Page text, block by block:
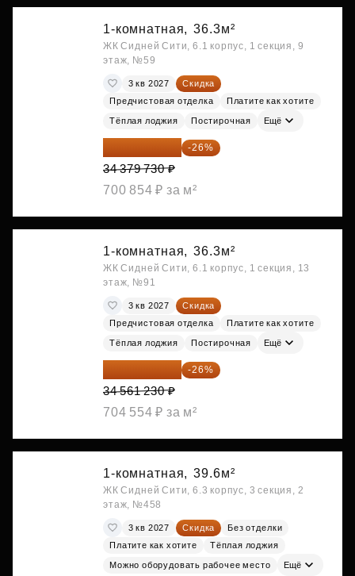
1-комнатная, 36.3м²
ЖК Сидней Сити, 6.1 корпус, 1 секция, 9
этаж, №59
3 кв 2027
Скидка
Предчистовая отделка
Платите как хотите
Тёплая лоджия Постирочная Ещё
25 441 000 ₽ -26%
34 379 730 ₽
700 854 ₽ за м²
1-комнатная, 36.3м²
ЖК Сидней Сити, 6.1 корпус, 1 секция, 13
этаж, №91
3 кв 2027
Скидка
Предчистовая отделка
Платите как хотите
Тёплая лоджия Постирочная Ещё
25 575 310 ₽ -26%
34 561 230 ₽
704 554 ₽ за м²
1-комнатная, 39.6м²
ЖК Сидней Сити, 6.3 корпус, 3 секция, 2
этаж, №458
3 кв 2027 Скидка
Без отделки
Платите как хотите
Тёплая лоджия
Можно оборудовать рабочее место Ещё